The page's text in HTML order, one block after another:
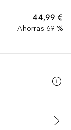
44,99 €
Ahorras 69 %